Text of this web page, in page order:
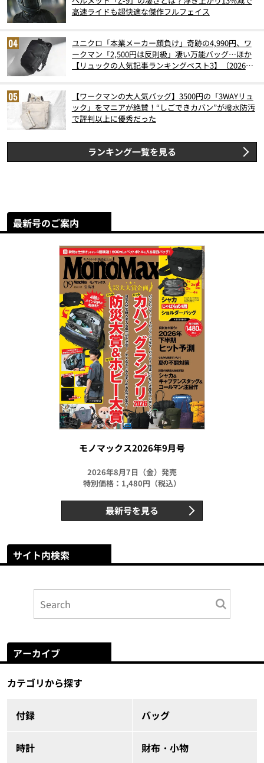
高速ライドも超快適な傑作フルフェイス
ユニクロ「本業メーカー顔負け」奇跡の4,990円、ワ
ークマン「2,500円は反則級」凄い万能バッグ…ほか
【リュックの人気記事ランキングベスト3】（2026年
【ワークマンの大人気バッグ】3500円の「3WAYリュ
ック」をマニアが絶賛！“しごできカバン”が撥水防汚
で評判以上に優秀だった
ランキング一覧を見る
最新号のご案内
モノマックス2026年9月号
2026年8月7日（金）発売
特別価格：1,480円（税込）
最新号を見る
サイト内検索
アーカイブ
カテゴリから探す
付録 バッグ
時計 財布・小物